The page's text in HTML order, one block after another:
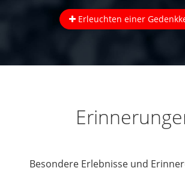
Erleuchten einer
Besondere Erlebnisse und